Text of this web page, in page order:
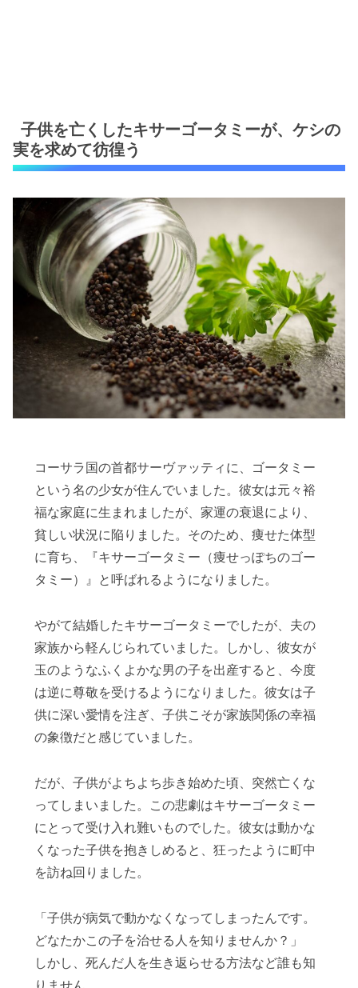
子供を亡くしたキサーゴータミーが、ケシの
実を求めて彷徨う
コーサラ国の首都サーヴァッティに、ゴータミー
という名の少女が住んでいました。彼女は元々裕
福な家庭に生まれましたが、家運の衰退により、
貧しい状況に陥りました。そのため、痩せた体型
に育ち、『キサーゴータミー（痩せっぽちのゴー
タミー）』と呼ばれるようになりました。
やがて結婚したキサーゴータミーでしたが、夫の
家族から軽んじられていました。しかし、彼女が
玉のようなふくよかな男の子を出産すると、今度
は逆に尊敬を受けるようになりました。彼女は子
供に深い愛情を注ぎ、子供こそが家族関係の幸福
の象徴だと感じていました。
だが、子供がよちよち歩き始めた頃、突然亡くな
ってしまいました。この悲劇はキサーゴータミー
にとって受け入れ難いものでした。彼女は動かな
くなった子供を抱きしめると、狂ったように町中
を訪ね回りました。
「子供が病気で動かなくなってしまったんです。
どなたかこの子を治せる人を知りませんか？」
しかし、死んだ人を生き返らせる方法など誰も知
りません。